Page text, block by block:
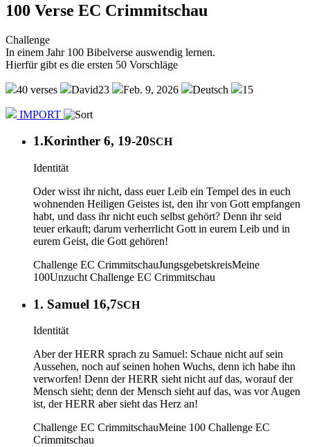
100 Verse EC Crimmitschau
Challenge
In einem Jahr 100 Bibelverse auswendig lernen.
Hierfür gibt es die ersten 50 Vorschläge
40 verses David23 Feb. 9, 2026 Deutsch 15
IMPORT
1.Korinther 6, 19-20SCH
Identität
Oder wisst ihr nicht, dass euer Leib ein Tempel des in euch
wohnenden Heiligen Geistes ist, den ihr von Gott empfangen
habt, und dass ihr nicht euch selbst gehört? Denn ihr seid
teuer erkauft; darum verherrlicht Gott in eurem Leib und in
eurem Geist, die Gott gehören!
Challenge EC CrimmitschauJungsgebetskreisMeine
100Unzucht Challenge EC Crimmitschau
1. Samuel 16,7SCH
Identität
Aber der HERR sprach zu Samuel: Schaue nicht auf sein
Aussehen, noch auf seinen hohen Wuchs, denn ich habe ihn
verworfen! Denn der HERR sieht nicht auf das, worauf der
Mensch sieht; denn der Mensch sieht auf das, was vor Augen
ist, der HERR aber sieht das Herz an!
Challenge EC CrimmitschauMeine 100 Challenge EC
Crimmitschau